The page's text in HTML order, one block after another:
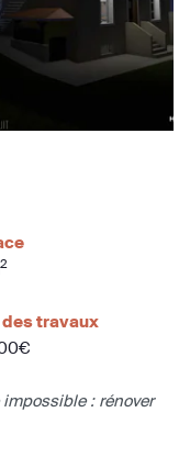
2
des travaux
impossible : rénover